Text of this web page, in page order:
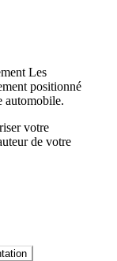
Les
positionné
automobile.
votre
de votre